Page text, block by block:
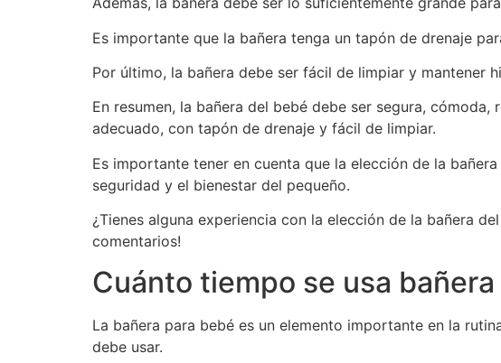
Es importante que la bañera tenga un tapón de drenaje
Por último, la bañera debe ser fácil de limpiar y mantener
En resumen, la bañera del bebé debe ser segura,
adecuado, con tapón de drenaje y fácil de limpiar.
Es importante tener en cuenta que la elección de la
seguridad y el bienestar del pequeño.
¿Tienes alguna experiencia con la elección de la bañera
comentarios!
Cuánto tiempo se usa
La bañera para bebé es un elemento importante en la
debe usar.